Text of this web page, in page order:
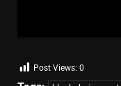
Post Views: 0